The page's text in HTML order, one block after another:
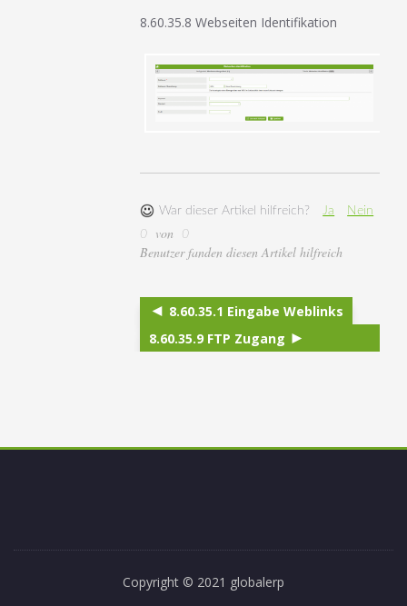
8.60.35.8 Webseiten Identifikation
War dieser Artikel hilfreich? Ja
Nein
0
von 0
Benutzer fanden diesen Artikel hilfreich
8.60.35.1 Eingabe Weblinks
8.60.35.9 FTP Zugang
Copyright © 2021 globalerp